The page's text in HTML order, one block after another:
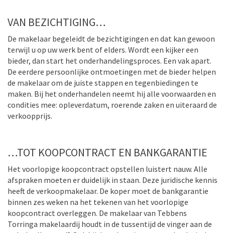
VAN BEZICHTIGING…
De makelaar begeleidt de bezichtigingen en dat kan gewoon
terwijl u op uw werk bent of elders. Wordt een kijker een
bieder, dan start het onderhandelingsproces. Een vak apart.
De eerdere persoonlijke ontmoetingen met de bieder helpen
de makelaar om de juiste stappen en tegenbiedingen te
maken. Bij het onderhandelen neemt hij alle voorwaarden en
condities mee: opleverdatum, roerende zaken en uiteraard de
verkoopprijs.
…TOT KOOPCONTRACT EN BANKGARANTIE
Het voorlopige koopcontract opstellen luistert nauw. Alle
afspraken moeten er duidelijk in staan. Deze juridische kennis
heeft de verkoopmakelaar. De koper moet de bankgarantie
binnen zes weken na het tekenen van het voorlopige
koopcontract overleggen. De makelaar van Tebbens
Torringa makelaardij houdt in de tussentijd de vinger aan de